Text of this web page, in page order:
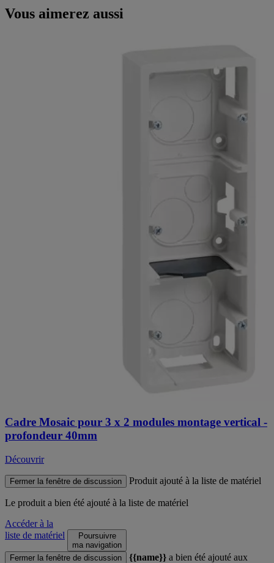
Vous aimerez aussi
Cadre Mosaic pour 3 x 2 modules montage vertical -
profondeur 40mm
Découvrir
Fermer la fenêtre de discussion Produit ajouté à la liste de matériel
Le produit a bien été ajouté à la liste de matériel
Accéder à la
liste de matériel
Poursuivre
ma navigation
Fermer la fenêtre de discussion
{{name}} a bien été ajouté aux